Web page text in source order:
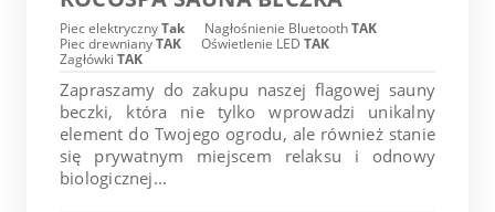
Piec elektrycznyTak Nagłośnienie BluetoothTAK
Piec drewnianyTAK Oświetlenie LED TAK
Zagłówki TAK
Zapraszamy do zakupu naszej flagowej sauny
beczki, która nie tylko wprowadzi unikalny
element do Twojego ogrodu, ale również stanie
się prywatnym miejscem relaksu i odnowy
biologicznej...